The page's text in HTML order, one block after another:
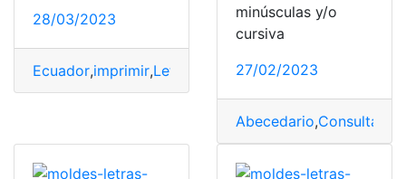
28/03/2023
Ecuador,imprimir,Letras Moldes,PDF
minúsculas y/o
cursiva
27/02/2023
Abecedario,Consultas